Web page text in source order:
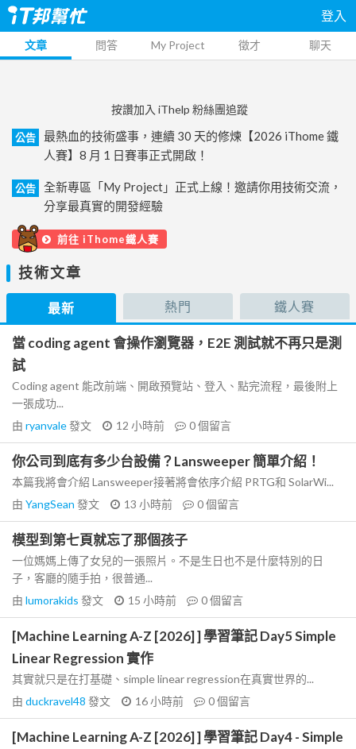
登入
文章 問答 My Project 徵才 聊天
按讚加入 iThelp 粉絲團追蹤
公告
最熱血的技術盛事，連續 30 天的修煉【2026 iThome 鐵
人賽】8 月 1 日賽事正式開啟！
公告
全新專區「My Project」正式上線！邀請你用技術交流，
分享最真實的開發經驗
前往 iThome鐵人賽
技術文章
最新 熱門 鐵人賽
當 coding agent 會操作瀏覽器，E2E 測試就不再只是測
試
Coding agent 能改前端、開啟預覽站、登入、點完流程，最後附上
一張成功...
由 ryanvale發文 12 小時前 0個留言
你公司到底有多少台設備？Lansweeper 簡單介紹！
本篇我將會介紹 Lansweeper接著將會依序介紹 PRTG和 SolarWi...
由 YangSean 發文 13 小時前 0個留言
模型到第七頁就忘了那個孩子
一位媽媽上傳了女兒的一張照片。不是生日也不是什麼特別的日
子，客廳的隨手拍，很普通...
由 lumorakids 發文 15 小時前 0個留言
[Machine Learning A-Z [2026] ] 學習筆記 Day5 Simple
Linear Regression 實作
其實就只是在打基礎、simple linear regression在真實世界的...
由 duckravel48 發文 16 小時前 0個留言
[Machine Learning A-Z [2026] ] 學習筆記 Day4 - Simple